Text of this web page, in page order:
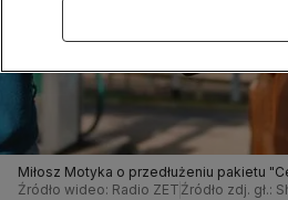
Miłosz Motyka o przedłużeniu pakietu
Źródło wideo: Radio ZET Źródło zdj. gł.: